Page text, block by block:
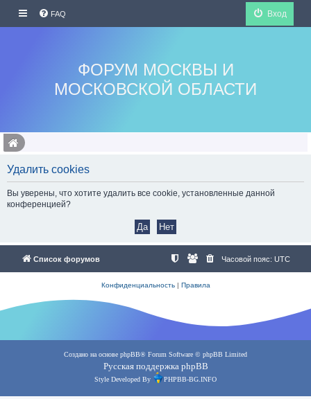
FAQ Вход
ФОРУМ МОСКВЫ И
МОСКОВСКОЙ ОБЛАСТИ
Удалить cookies
Вы уверены, что хотите удалить все cookie, установленные данной
конференцией?
Список форумов Часовой пояс: UTC
Конфиденциальность| Правила
Создано на основе phpBB® Forum Software © phpBB Limited
Русская поддержка phpBB
Style Developed By PHPBB-BG.INFO